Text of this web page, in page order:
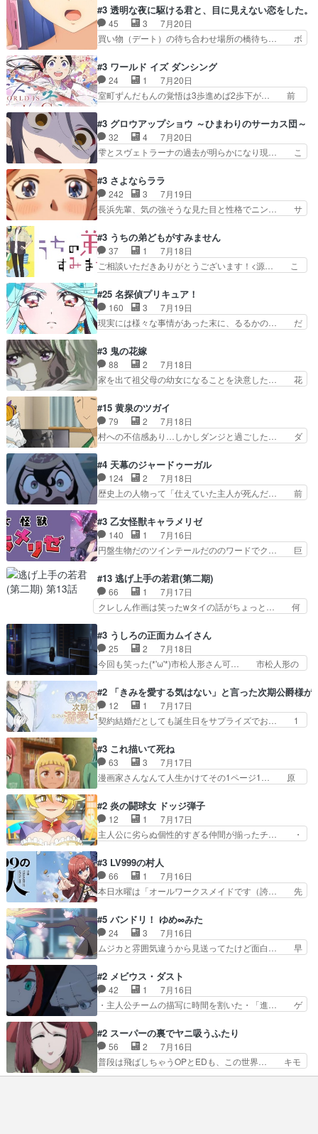
えてみんなで物作りで一気に… 作画は最高なのに
話がつまらない。やっぱ京… 天下り式に竹のフィ
ラメントが出てきたのは…
はアストレアの野望による性転換、後半… アスト
レア君の作戦に皆巻き込まれてて草捕… アストレ
アが作った薬によって男女入れ替わ… アルトレア
がポルックスのこと好きとは言え… アストレアが
払い騒動と賑やかでいいねw… 偉大な父を持つが
故の悩(独自のおっぱい論… 鉄板中の鉄板、性転
換と酩酊ネタの二連発(…
#3 透明な夜に駆ける君と、目に見えない恋をした。
45 3
7月20日
買い物（デート）の待ち合わせ場所の橋待ち… ボ
を照らす打ち上げ花火。人混みの中、み… どんど
んキュンが増えていく展開に毎回わく… ちょこっ
と書ければと風が吹き手元にあった… 』は、率直
に言って脚本と演出が悪いと思う… 小春の目が見
と、空野の億劫さがリアルだ… かけると小春、二
人が一緒に過ごす時間が描… ヒロインの目が不自
由だから音を大切にして…
#3 ワールド イズ ダンシング
24 1
7月20日
室町ずんだもんの覚悟は3歩進めば2歩下が… 前
が主人公の漫画がアニメになったらし… 壮絶だっ
た…30分で2時間の映画のように… すべての表現
がピタリと揃った傑作本当に素… たまに現れて謎
のアドバイスをしてくれるお… 可愛いキャラデザ
とが決まる。更に父から… 再び鬼夜叉を導く、素
性不明の彼の名前を知… 恵まれた身分に甘え、修
練を怠るキャラは苦…
#3 グロウアップショウ ～ひまわりのサーカス団～
32 4
7月20日
雫とスヴェトラーナの過去が明らかになり現… こ
県豊川市付近が舞台なのか～現地にも出… 前回に
引き続き、今回もおぱんつであります… キャラク
ターが可愛いのはもちろん、ストー… 皇ではなく
ひまわりを蔑ろにして皇に乗り換… 傷跡なんか、
外あまり見どころがない。1… いや～、めちゃく
ちゃおもしろいね。瑞佳は… キャラデザが映える
のは勿論だけど脚本に歩…
#3 さよならララ
242 3
7月19日
長浜先輩、気の強そうな見た目と性格でニン… サ
なったからユリ確定！＼(^o^)／ラ… プロローグ
的な１話、２話からの浮世離れし… 茉里のボクシ
ングにかける真摯さ格好良かっ… 今回はゲストが
２名！ワンピースの作画さん… あほって言う茉里
母親を失い、アウェーの… ３話の地味に好きポイ
ントは、冒頭でララが… ボクシング部部員たちの
設定を公開！辻さん…
#3 うちの弟どもがすみません
37 1
7月18日
ご相談いただきありがとうございます！<源… こ
家事を頑張り過ぎてテストの結果が酷く… 糸ちゃ
んと源くん、類くんのお買い物シーン… ３話にし
てもう普通に物語が楽しみになっち… 類くんの将
来の夢が微笑ましいまだまだ甘え… 前髪ぱっつん
活するようになってからの話… 最後の「かわい
い」の破壊力よ…あれは成田… 糸と4人の弟の関
わり方がどう変化していく…
#25 名探偵プリキュア！
160 3
7月19日
現実には様々な事情があった末に、るるかの… だ
レール編の始まり、エリザさんの回で「… 「マジ
ラ」と言えば同時上映の「公タロウ」… キュアエ
クレールはやっぱりくれあだったか… エクレール
は誰だ編、遂に答え合わせの時だ… これで自分も
の何もない日常※もっと密着… LIMITかも知れな
い。キュアエクレール… ・解決編、完全に前4話
で謎解きさせるスタ…
#3 鬼の花嫁
88 2
7月18日
家を出て祖父母の幼女になることを決意した… 花
コミどころが多すぎてある意味おもしろ… 胸が凄
くスカッっとしたずっと苦痛を伴って… 祖父母に
人の心があってよかった。それにし… 柚子が家族
と決別する回柚子を傷つけた瑶太… 今期のアニメ
守る姿や祖母の語る玲夜の眼… 常に言ってるけ
ど、ラブコメの主役にも魅力… 家族にずっと理不
尽に虐げられ、我慢を強い…
#15 黄泉のツガイ
79 2
7月18日
村への不信感あり…しかしダンジと過ごした… ダ
ジとの思い出を振り返るユルの表情が本… それぞ
れの思惑が複雑に絡み合い、物語がさ… ユルは一
人になりたいのに、犬がそっと寄り… ダンジが
「俺は側にいる」と言ってくれた幼… 偽りだけで
存在だったからこそ真実が重く… これまで積み重
ねてきた信頼があるからこそ… 一瞬スタッフのユ
ーモア全開爆笑シーンが普…
#4 天幕のジャードゥーガル
124 2
7月18日
歴史上の人物って「仕えていた主人が死んだ… 前
した側にも人としての温かい暮らしがあ… ソルコ
クタニは本を奪うために起こった悲劇… 原論はあ
なた達には当たり前でも私達には始… 周りの同胞
がモンゴルの暮らしに慣れていく… 「肉の味を
になんか既視感を覚えるけどな… ソルコクタニが
憎むべき人であり、かつての… ラストの展開でぞ
くっとした。そういう方向…
#3 乙女怪獣キャラメリゼ
140 1
7月16日
円盤生物だのツインテールだののワードでク… 巨
クロたんのちょっとしたサービスカット… 面白い
設定の作品だね。夢の国デート回は怪… 結構評判
になってたので見てみたけど、評判… 今時初デー
トでそのチョイスは一発アウトだ… 結構、少女マ
お互いの誤解が解けてよかっ… 円盤購入を検討し
始めるくらい最高だったな… 1人のjkとして普通
に生きたいのにそれを…
#13 逃げ上手の若君(第二期)
66 1
7月17日
クレしん作画は笑ったwタイの話がちょっと… 何
の講談から始まり途中も実写演出入った… 相変わ
らずコミカルなKAMAKURA良く… 動画検査させ
ていただきました！待ちに待っ… 1期目の導入も
だけれどもぉ2期目の導入も… 観てたらいつの間
党、Bパートでは庇番衆。… 故郷は遠きにありて
思ふものそれは時行の鎌… というただの日常回か
と思いきや、そこから…
#3 うしろの正面カムイさん
25 2
7月18日
今回も笑った(*'ω'*)市松人形さん可… 市松人形の
の仕事を思わせるケレン味作画… あいかわらず杉
田さんのアドリブっぽいなに… ギャグもいいし作
画も綺麗このシーンは原作… 呪いの人形は仲間に
なるの怪奇組とのネタ被… 呪いの人形、人形相手
のテンポの良さが光… 呪いの人形ドジっ子すぎる
しかも仲間になる… 呪いの人形がビビっとるぞ。
今回あんまりエ…
#2 「きみを愛する気はない」と言った次期公爵様が
12 1
7月17日
契約結婚だとしても誕生日をサプライズでお… 1
いろあったんだな。奥様の心が彼の心を… 政略結
婚による妬みから色んな嫌がらせを受… 【今夜の
アニメAは…】前向き没落令嬢×こ… マウントに
気付かない素直な主人公大丈夫か… もうユリウス
それでいいのか？と思わない… 貴族は階級社会で
大変だ。や、やはり同性に… 第２話をU-NEXTで
視聴しました。視聴…
#3 これ描いて死ね
63 3
7月17日
漫画家さんなんて人生かけてその1ページ1… 原
きで真っ直ぐな主人公と、拗らせに拗ら… にて、
落語部長役で出演させていただきまし… すげえお
もしろかった。アバンの諸星大二郎… ◤￣￣￣￣
￣￣￣￣￣￣￣￣￣￣名場面アイ… メンバーと部
んなジャンル描いてどんどん… 春の南東の空のお
とめ座付近明るい星は20… 明るい現役の青春と
暗い過去の情念とが良い…
#2 炎の闘球女 ドッジ弾子
12 1
7月17日
主人公に劣らぬ個性的すぎる仲間が揃ったチ… ・
登場!因縁のライバル!善の立ち位置で… しょーも
な…こんなもん真面目に見たらバカ… 宿命のライ
バルの襲撃に始まり、燃えるシチ… 早くもライバ
ルチーム。敵もなかなかに個性… があると思った
部も登場し、魅力的なキ… やはり強敵に勝つには
特訓だよ。平仮名で呼… ライバル登場から特訓ま
で異常なテンポと異…
#3 LV999の村人
66 1
7月16日
本日水曜は「オールワークスメイドです（誇… 先
22:59まで！✦キャストサイン入り… 人族と魔族
の融合を目指す浩二…目指すもの… アリスとメノ
ウの話から魔王軍の大規模な宣… 鏡から「アリ
ス、共存の道はやっぱ険しいぜ… 鏡とソフトクリ
浩二の揺るがない信念に思… 鏡さん、活躍する度
に好感度爆上がりですね… ケンタウロス族面白か
ったですね♪タカコち…
#5 バンドリ！ ゆめ∞みた
24 3
7月16日
ムジカと雰囲気違うから見送ってたけど面白… 早
れが偶然イベント会場に居合わせてしま… ビオラ
こいつほんま……残りの2人はビオラ… 見てて興
奮と息苦しさを同時に感じさせるビ… ビオラちゃ
んのお陰であられちゃんと律ちゃ… ・日本語特有
に今期一の悪役がいたとは。… 友達との会話でフ
ェアリィブゥケのイベント… ・ビオラはあられを
見つけて悪だくみを策略…
#2 メビウス・ダスト
42 1
7月16日
・主人公チームの描写に時間を割いた・「進… ゲ
主人公の強火古参ファン出てきたけど何… 勝利に
浮かれる面々の中、アラキは自分の能… ラムスは
隕石で負傷した体の部位を補修した… 次のゲーム
での対決のエピソード。そうなっ… ポリスホッパ
#2 スーパーの裏でヤニ吸うふたり
56 2
7月16日
普段は飛ばしちゃうOPとEDも、この世界… キモ
い自覚あるくせに弁えを知らない男。未… ほんと